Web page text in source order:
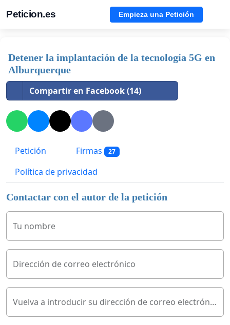
Peticion.es Empieza una Petición
Detener la implantación de la tecnología 5G en
Alburquerque
Compartir en Facebook (14)
Petición Firmas 27
Política de privacidad
Contactar con el autor de la petición
Tu nombre
Dirección de correo electrónico
Vuelva a introducir su dirección de correo electrónico